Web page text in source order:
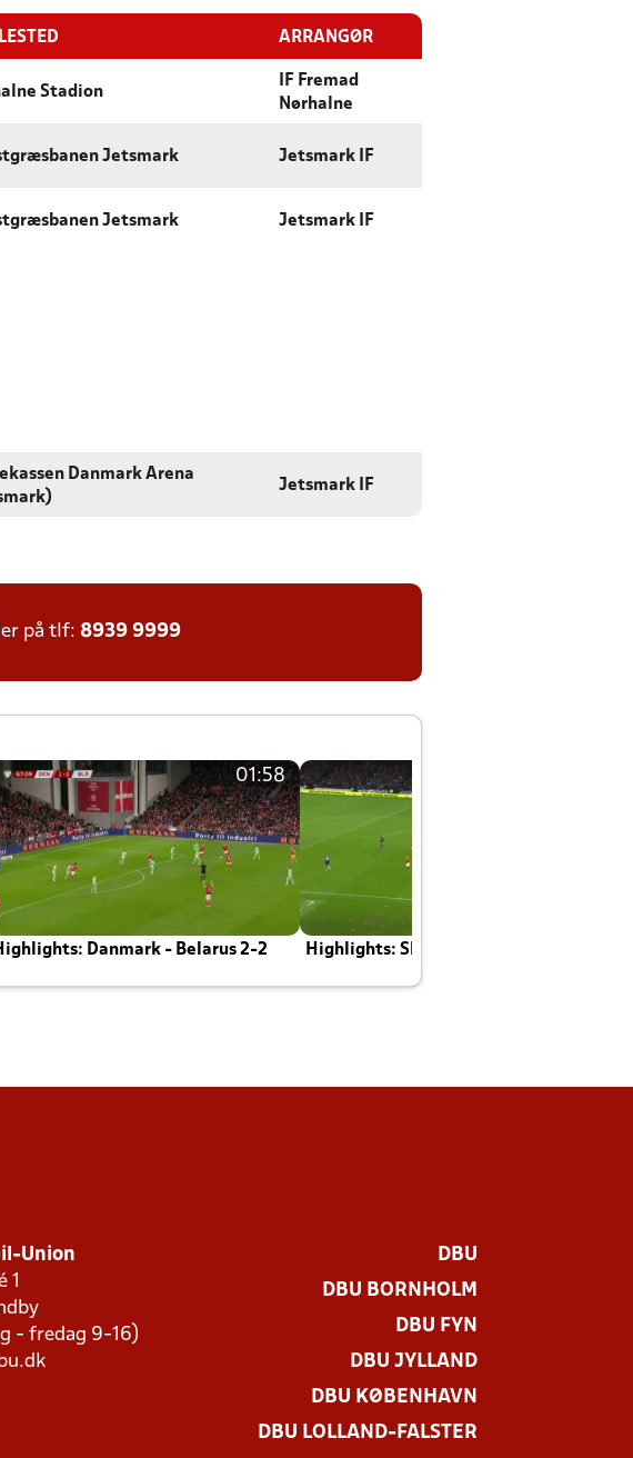
ARRANGØR
Stadion
IF Fremad
Nørhalne
Jetsmark Jetsmark IF
Jetsmark Jetsmark IF
Danmark Arena
Jetsmark IF
på tlf: 8939 9999
01:58
Danmark - Belarus 2-2 Highlights: Skotland - Danmark 4-2
Union
1
- fredag 9-16)
DBU
DBU BORNHOLM
DBU FYN
DBU JYLLAND
DBU KØBENHAVN
DBU LOLLAND-FALSTER